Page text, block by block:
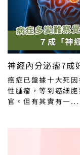
神經內分泌瘤7成
癌症已盤據十大死
性腫瘤，等到癌細
官。但有其實有一...